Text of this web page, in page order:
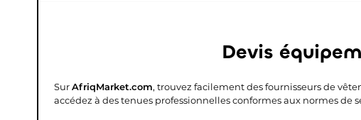
Devis
SurAfriqMarket.com, trouvez facilement des fournisseurs de
accédez à des tenues professionnelles conformes aux normes de